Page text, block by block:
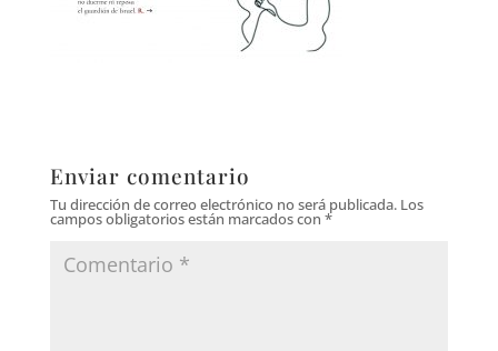
Enviar comentario
Tu dirección de correo electrónico no será publicada. Los
campos obligatorios están marcados con *